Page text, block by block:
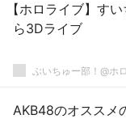
【ホロライブ】す
ら3Dライブ
ぶいちゅー部！@ホ
AKB48のオススメ